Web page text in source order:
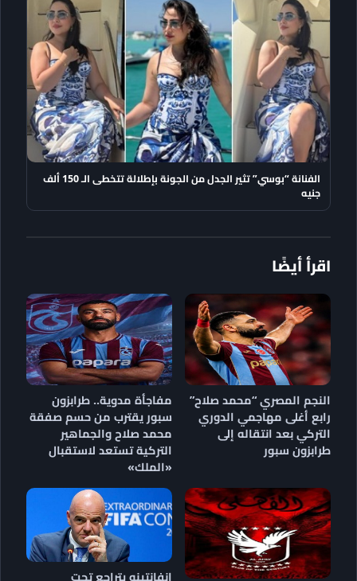
الفنانة “بوسي” تثير الجدل من الجونة بإطلالة تتخطى الـ 150 ألف
جنيه
اقرأ أيضًا
النجم المصري “محمد صلاح”
رابع أغلى مهاجمي الدوري
التركي بعد انتقاله إلى
طرابزون سبور
مفاجأة مدوية.. طرابزون
سبور يقترب من حسم صفقة
محمد صلاح والجماهير
التركية تستعد لاستقبال
«الملك»
إنفانتينو يتراجع تحت